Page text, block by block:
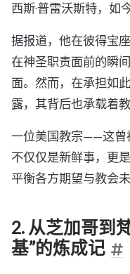
西斯·普雷沃斯特，如
据报道，他在彼得宝
在神圣职责面前的瞬
面。然而，在承担如
露，其背后也承载着
一位美国教宗——这曾
不仅仅是新鲜事，更
平衡各方期望与教会
2. 从芝加哥到
基”的炼成记